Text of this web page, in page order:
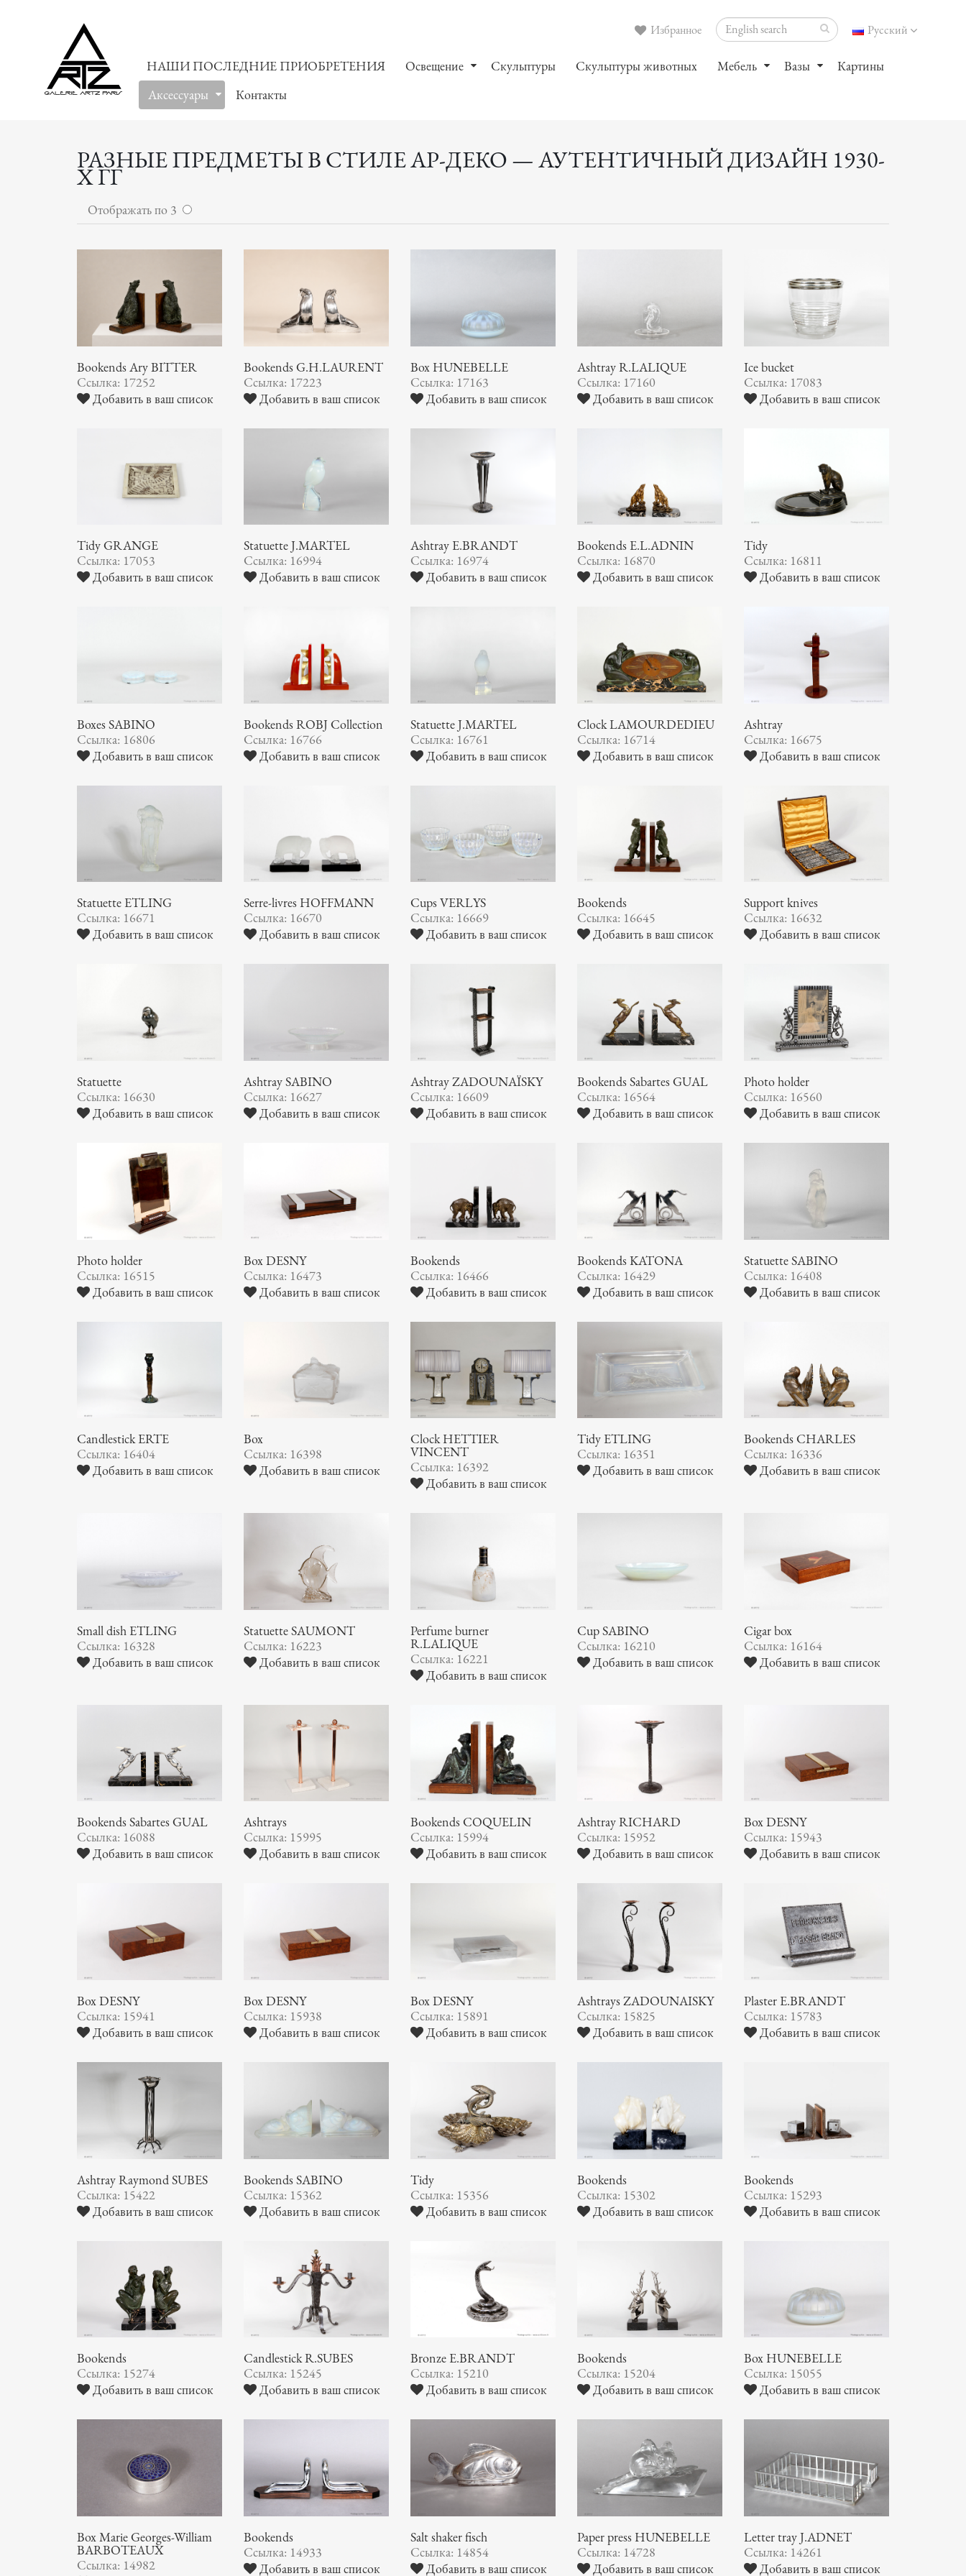
Русский
Избранное
НАШИ ПОСЛЕДНИЕ ПРИОБРЕТЕНИЯ Oсвещение Скульптуры Скульптуры животных Мебель Вазы
Картины
Аксессуары
Контакты
РАЗНЫЕ ПРЕДМЕТЫ В СТИЛЕ АР-ДЕКО — АУТЕНТИЧНЫЙ ДИЗАЙН 1930-
Х ГГ
Отображать по 3
Bookends Ary BITTER
Ссылка: 17252
Добавить в ваш список
Bookends G.H.LAURENT
Ссылка: 17223
Добавить в ваш список
Box HUNEBELLE
Ссылка: 17163
Добавить в ваш список
Ashtray R.LALIQUE
Ссылка: 17160
Добавить в ваш список
Ice bucket
Ссылка: 17083
Добавить в ваш список
Tidy GRANGE
Ссылка: 17053
Добавить в ваш список
Statuette J.MARTEL
Ссылка: 16994
Добавить в ваш список
Ashtray E.BRANDT
Ссылка: 16974
Добавить в ваш список
Bookends E.L.ADNIN
Ссылка: 16870
Добавить в ваш список
Tidy
Ссылка: 16811
Добавить в ваш список
Boxes SABINO
Ссылка: 16806
Добавить в ваш список
Bookends ROBJ Collection
Ссылка: 16766
Добавить в ваш список
Statuette J.MARTEL
Ссылка: 16761
Добавить в ваш список
Clock LAMOURDEDIEU
Ссылка: 16714
Добавить в ваш список
Ashtray
Ссылка: 16675
Добавить в ваш список
Statuette ETLING
Ссылка: 16671
Добавить в ваш список
Serre-livres HOFFMANN
Ссылка: 16670
Добавить в ваш список
Cups VERLYS
Ссылка: 16669
Добавить в ваш список
Bookends
Ссылка: 16645
Добавить в ваш список
Support knives
Ссылка: 16632
Добавить в ваш список
Statuette
Ссылка: 16630
Добавить в ваш список
Ashtray SABINO
Ссылка: 16627
Добавить в ваш список
Ashtray ZADOUNAÏSKY
Ссылка: 16609
Добавить в ваш список
Bookends Sabartes GUAL
Ссылка: 16564
Добавить в ваш список
Photo holder
Ссылка: 16560
Добавить в ваш список
Photo holder
Ссылка: 16515
Добавить в ваш список
Box DESNY
Ссылка: 16473
Добавить в ваш список
Bookends
Ссылка: 16466
Добавить в ваш список
Bookends KATONA
Ссылка: 16429
Добавить в ваш список
Statuette SABINO
Ссылка: 16408
Добавить в ваш список
Candlestick ERTE
Ссылка: 16404
Добавить в ваш список
Box
Ссылка: 16398
Добавить в ваш список
Clock HETTIER
VINCENT
Ссылка: 16392
Добавить в ваш список
Tidy ETLING
Ссылка: 16351
Добавить в ваш список
Bookends CHARLES
Ссылка: 16336
Добавить в ваш список
Small dish ETLING
Ссылка: 16328
Добавить в ваш список
Statuette SAUMONT
Ссылка: 16223
Добавить в ваш список
Perfume burner
R.LALIQUE
Ссылка: 16221
Добавить в ваш список
Cup SABINO
Ссылка: 16210
Добавить в ваш список
Cigar box
Ссылка: 16164
Добавить в ваш список
Bookends Sabartes GUAL
Ссылка: 16088
Добавить в ваш список
Ashtrays
Ссылка: 15995
Добавить в ваш список
Bookends COQUELIN
Ссылка: 15994
Добавить в ваш список
Ashtray RICHARD
Ссылка: 15952
Добавить в ваш список
Box DESNY
Ссылка: 15943
Добавить в ваш список
Box DESNY
Ссылка: 15941
Добавить в ваш список
Box DESNY
Ссылка: 15938
Добавить в ваш список
Box DESNY
Ссылка: 15891
Добавить в ваш список
Ashtrays ZADOUNAISKY
Ссылка: 15825
Добавить в ваш список
Plaster E.BRANDT
Ссылка: 15783
Добавить в ваш список
Ashtray Raymond SUBES
Ссылка: 15422
Добавить в ваш список
Bookends SABINO
Ссылка: 15362
Добавить в ваш список
Tidy
Ссылка: 15356
Добавить в ваш список
Bookends
Ссылка: 15302
Добавить в ваш список
Bookends
Ссылка: 15293
Добавить в ваш список
Bookends
Ссылка: 15274
Добавить в ваш список
Candlestick R.SUBES
Ссылка: 15245
Добавить в ваш список
Bronze E.BRANDT
Ссылка: 15210
Добавить в ваш список
Bookends
Ссылка: 15204
Добавить в ваш список
Box HUNEBELLE
Ссылка: 15055
Добавить в ваш список
Box Marie Georges-William
BARBOTEAUX
Ссылка: 14982
Bookends
Ссылка: 14933
Добавить в ваш список
Salt shaker fisch
Ссылка: 14854
Добавить в ваш список
Paper press HUNEBELLE
Ссылка: 14728
Добавить в ваш список
Letter tray J.ADNET
Ссылка: 14261
Добавить в ваш список